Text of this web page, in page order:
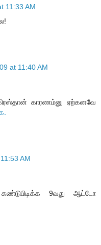
11:33 AM
at 11:40 AM
காரணம்னு ஏற்கனவே
AM
9வது ஆட்டோ